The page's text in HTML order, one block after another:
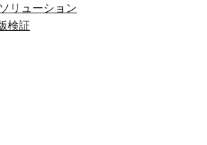
リューション
検証